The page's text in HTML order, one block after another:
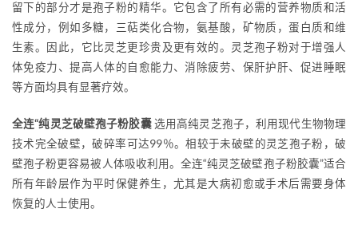
留下的部分才是孢子粉的精华。它包含了所有必需的营养物质和活
性成分，例如多糖，三萜类化合物，氨基酸，矿物质，蛋白质和维
生素。因此，它比灵芝更珍贵及更有效的。灵芝孢子粉对于增强人
体免疫力、提高人体的自愈能力、消除疲劳、保肝护肝、促进睡眠
等方面均具有显著疗效。
全连“纯灵芝破壁孢子粉胶囊选用高纯灵芝孢子，利用现代生物物理
技术完全破壁，破碎率可达99％。相较于未破壁的灵芝孢子粉，破
壁孢子粉更容易被人体吸收利用。全连“纯灵芝破壁孢子粉胶囊”适合
所有年龄层作为平时保健养生，尤其是大病初愈或手术后需要身体
恢复的人士使用。